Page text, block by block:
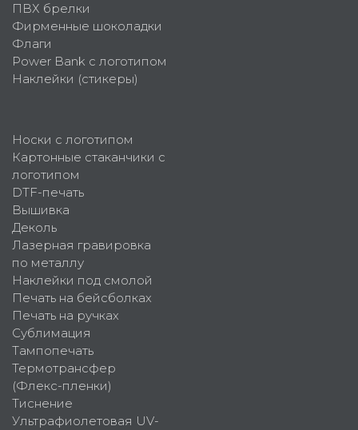
ПВХ брелки
Фирменные шоколадки
Флаги
Power Bank с логотипом
Наклейки (стикеры)
Носки с логотипом
Картонные стаканчики с
логотипом
DTF-печать
Вышивка
Деколь
Лазерная гравировка
по металлу
Наклейки под смолой
Печать на бейсболках
Печать на ручках
Сублимация
Тампопечать
Термотрансфер
(Флекс-пленки)
Тиснение
Ультрафиолетовая UV-